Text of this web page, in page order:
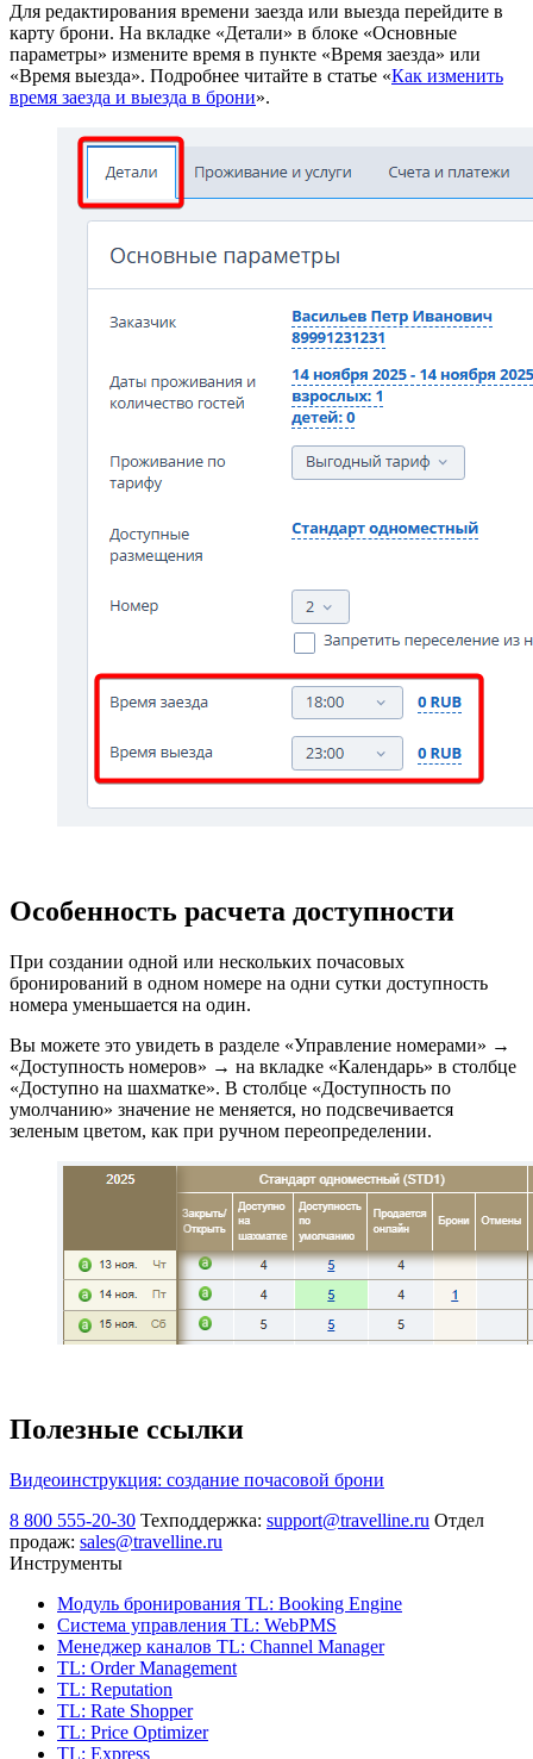
Для редактирования времени заезда или выезда перейдите в
карту брони. На вкладке «Детали» в блоке «Основные
параметры» измените время в пункте «Время заезда» или
«Время выезда». Подробнее читайте в статье «Как изменить
время заезда и выезда в брони».
Особенность расчета доступности
При создании одной или нескольких почасовых
бронирований в одном номере на одни сутки доступность
номера уменьшается на один.
Вы можете это увидеть в разделе «Управление номерами» →
«Доступность номеров» → на вкладке «Календарь» в столбце
«Доступно на шахматке». В столбце «Доступность по
умолчанию» значение не меняется, но подсвечивается
зеленым цветом, как при ручном переопределении.
Полезные ссылки
Видеоинструкция: создание почасовой брони
8 800 555-20-30 Техподдержка: support@travelline.ru Отдел
продаж: sales@travelline.ru
Инструменты
Модуль бронирования TL: Booking Engine
Система управления TL: WebPMS
Менеджер каналов TL: Channel Manager
TL: Order Management
TL: Reputation
TL: Rate Shopper
TL: Price Optimizer
TL: Express